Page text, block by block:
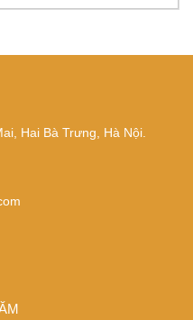
Hai Bà Trưng, Hà Nội.